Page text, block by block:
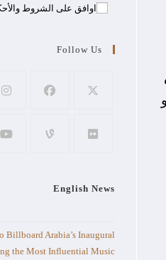
اوافق على الشروط
Follow Us
English News
Billboard Arabia’s Inaugural
the Most Influential Music